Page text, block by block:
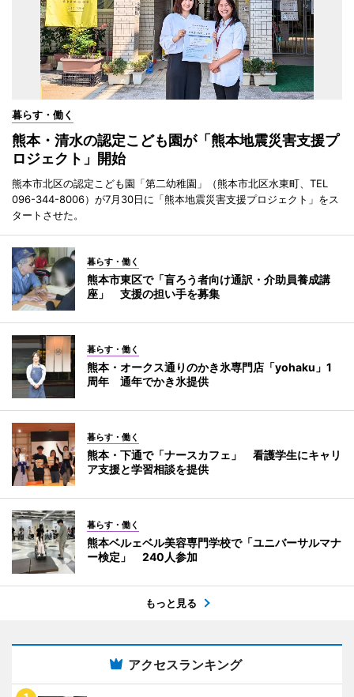
暮らす・働く
熊本・清水の認定こども園が「熊本地震災害支援プ
ロジェクト」開始
熊本市北区の認定こども園「第二幼稚園」（熊本市北区水東町、TEL
096-344-8006）が7月30日に「熊本地震災害支援プロジェクト」をス
タートさせた。
暮らす・働く
熊本市東区で「盲ろう者向け通訳・介助員養成講
座」 支援の担い手を募集
暮らす・働く
熊本・オークス通りのかき氷専門店「yohaku」1
周年 通年でかき氷提供
暮らす・働く
熊本・下通で「ナースカフェ」 看護学生にキャリ
ア支援と学習相談を提供
暮らす・働く
熊本ベルェベル美容専門学校で「ユニバーサルマナ
ー検定」 240人参加
もっと見る
アクセスランキング